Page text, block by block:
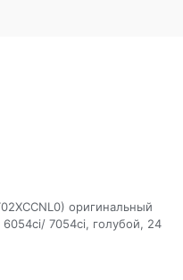
оригинальный
6054ci/ 7054ci, голубой, 24